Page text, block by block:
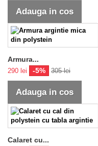
Adauga in cos
Armura...
290 lei -5% 305 lei
Adauga in cos
Calaret cu...